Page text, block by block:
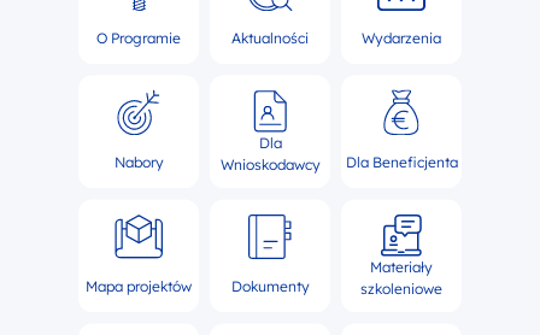
O Programie Aktualności Wydarzenia
Nabory
Dla
Wnioskodawcy
Dla Beneficjenta
Mapa projektów Dokumenty
Materiały
szkoleniowe